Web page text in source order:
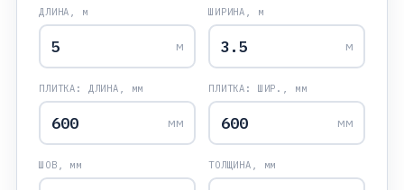
ДЛИНА, м
м
ШИРИНА, м
м
ПЛИТКА: ДЛИНА, мм
мм
ПЛИТКА: ШИР., мм
мм
ШОВ, мм ТОЛЩИНА, мм